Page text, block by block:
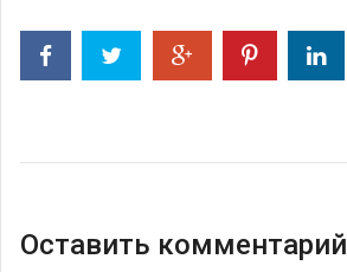
Оставить комментарий